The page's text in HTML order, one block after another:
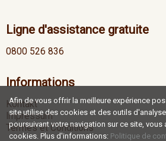
Ligne d'assistance gratuite
0800 526 836
Informations
Kontakt
Impressum
Termes et Conditions
Afin de vous offrir la meilleure expérience
site utilise des cookies et des outils
poursuivant votre navigation sur ce site,
cookies. Plus d'informations: Politique de